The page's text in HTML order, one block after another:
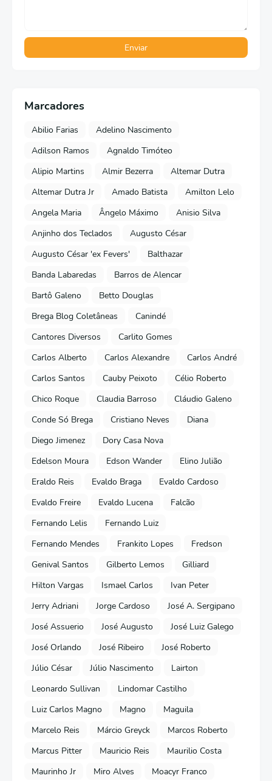
Marcadores
Abilio Farias
Adelino Nascimento
Adilson Ramos
Agnaldo Timóteo
Alipio Martins
Almir Bezerra
Altemar Dutra
Altemar Dutra Jr
Amado Batista
Amilton Lelo
Angela Maria
Ângelo Máximo
Anisio Silva
Anjinho dos Teclados
Augusto César
Augusto César 'ex Fevers'
Balthazar
Banda Labaredas
Barros de Alencar
Bartô Galeno
Betto Douglas
Brega Blog Coletâneas
Canindé
Cantores Diversos
Carlito Gomes
Carlos Alberto
Carlos Alexandre
Carlos André
Carlos Santos
Cauby Peixoto
Célio Roberto
Chico Roque
Claudia Barroso
Cláudio Galeno
Conde Só Brega
Cristiano Neves
Diana
Diego Jimenez
Dory Casa Nova
Edelson Moura
Edson Wander
Elino Julião
Eraldo Reis
Evaldo Braga
Evaldo Cardoso
Evaldo Freire
Evaldo Lucena
Falcão
Fernando Lelis
Fernando Luiz
Fernando Mendes
Frankito Lopes
Fredson
Genival Santos
Gilberto Lemos
Gilliard
Hilton Vargas
Ismael Carlos
Ivan Peter
Jerry Adriani
Jorge Cardoso
José A. Sergipano
José Assuerio
José Augusto
José Luiz Galego
José Orlando
José Ribeiro
José Roberto
Júlio César
Júlio Nascimento
Lairton
Leonardo Sullivan
Lindomar Castilho
Luiz Carlos Magno
Magno
Maguila
Marcelo Reis
Márcio Greyck
Marcos Roberto
Marcus Pitter
Mauricio Reis
Maurilio Costa
Maurinho Jr
Miro Alves
Moacyr Franco